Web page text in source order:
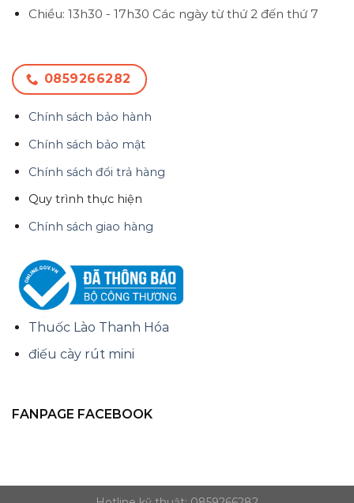
Chiều: 13h30 - 17h30 Các ngày từ thứ 2 đến thứ 7
0859266282
Chính sách bảo hành
Chính sách bảo mật
Chính sách đổi trả hàng
Quy trình thực hiện
Chính sách giao hàng
Thuốc Lào Thanh Hóa
điếu cày rút mini
FANPAGE FACEBOOK